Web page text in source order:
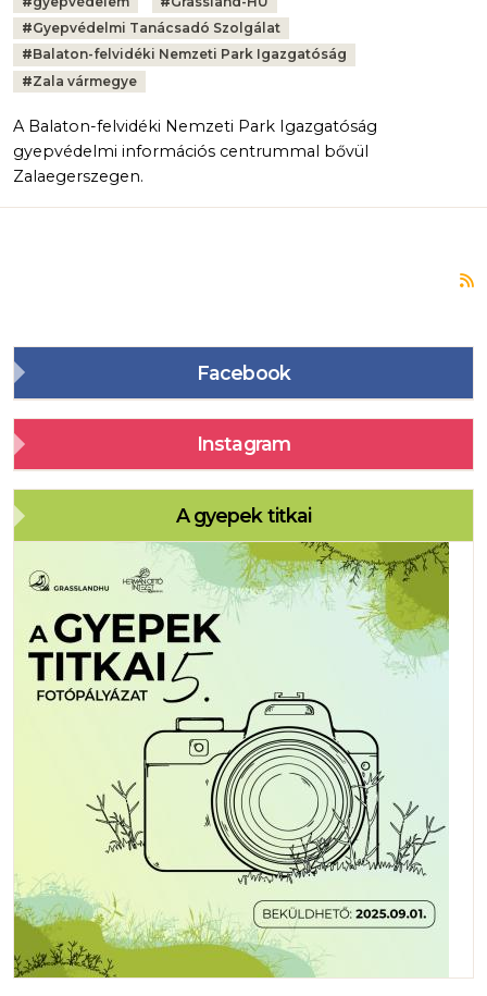
#Gyepvédelmi Tanácsadó Szolgálat
#Balaton-felvidéki Nemzeti Park Igazgatóság
#Zala vármegye
A Balaton-felvidéki Nemzeti Park Igazgatóság
gyepvédelmi információs centrummal bővül
Zalaegerszegen.
Facebook
Instagram
A gyepek titkai